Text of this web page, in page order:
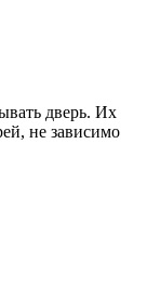
дверь. Их
не зависимо